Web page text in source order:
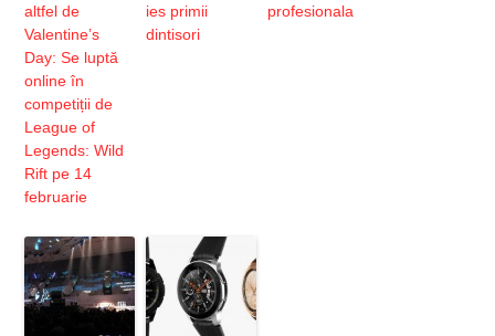
altfel de
Valentine’s
Day: Se luptă
online în
competiții de
League of
Legends: Wild
Rift pe 14
februarie
ies primii
dintisori
profesionala